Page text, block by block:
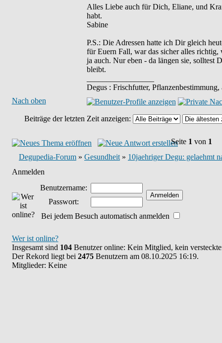
Alles Liebe auch für Dich, Eliane, und
habt.
Sabine
P.S.: Die Adressen hatte ich Dir gleich
für Euern Fall, war das sicher alles
ja auch. Nur eben - da längen sie, solltest
bleibt.
Degus : Frischfutter,
Nach oben
Beiträge der letzten Zeit anzeigen:
Seite 1 von 1
Degupedia-Forum » Gesundheit » 10jaehriger Degu: gelaehmt
Anmelden
Benutzername:
Passwort:
Bei jedem Besuch automatisch anmelden
Wer ist online?
Insgesamt sind 104Benutzer online: Kein Mitglied, kein
Der Rekord liegt bei 2475Benutzern am 08.10.2025 16:19.
Mitglieder: Keine